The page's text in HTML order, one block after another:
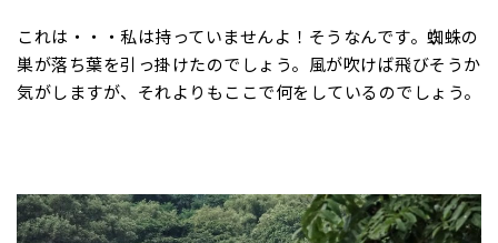
これは・・・私は持っていませんよ！そうなんです。蜘蛛の
巣が落ち葉を引っ掛けたのでしょう。風が吹けば飛びそうか
気がしますが、それよりもここで何をしているのでしょう。